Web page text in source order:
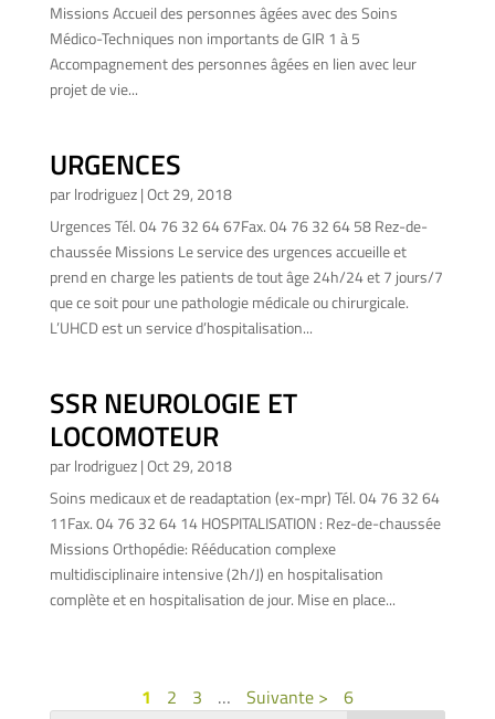
Missions Accueil des personnes âgées avec des Soins
Médico-Techniques non importants de GIR 1 à 5
Accompagnement des personnes âgées en lien avec leur
projet de vie...
URGENCES
parlrodriguez|Oct 29, 2018
Urgences Tél. 04 76 32 64 67Fax. 04 76 32 64 58 Rez-de-
chaussée Missions Le service des urgences accueille et
prend en charge les patients de tout âge 24h/24 et 7 jours/7
que ce soit pour une pathologie médicale ou chirurgicale.
L’UHCD est un service d’hospitalisation...
SSR NEUROLOGIE ET
LOCOMOTEUR
parlrodriguez|Oct 29, 2018
Soins medicaux et de readaptation (ex-mpr) Tél. 04 76 32 64
11Fax. 04 76 32 64 14 HOSPITALISATION : Rez-de-chaussée
Missions Orthopédie: Rééducation complexe
multidisciplinaire intensive (2h/J) en hospitalisation
complète et en hospitalisation de jour. Mise en place...
1 2 3 … Suivante > 6